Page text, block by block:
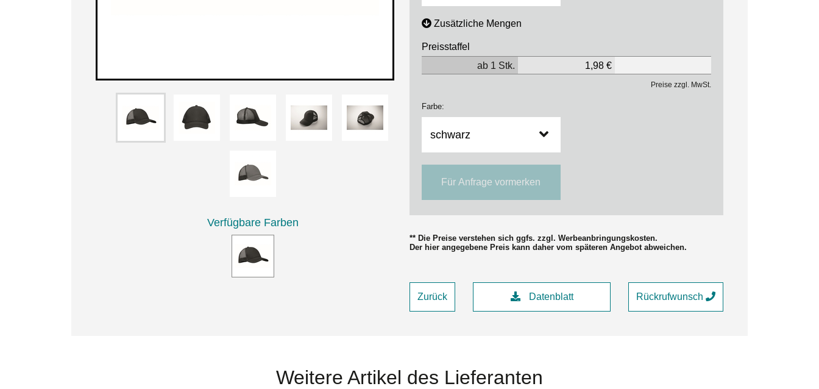
Verfügbare Farben
Zusätzliche Mengen
Preisstaffel
ab 1 Stk.
1,98 €
Preise zzgl. MwSt.
Farbe:
Für Anfrage vormerken
** Die Preise verstehen sich ggfs. zzgl. Werbeanbringungskosten.
Der hier angegebene Preis kann daher vom späteren Angebot abweichen.
Zurück Datenblatt Rückrufwunsch
Weitere Artikel des Lieferanten